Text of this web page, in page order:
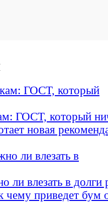
ГОСТ, который
новая
ли влезать в
чему приведет бум